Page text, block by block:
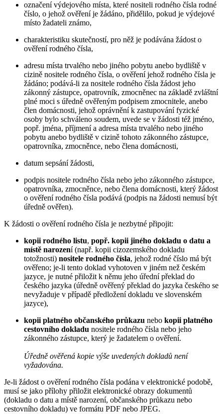
označení výdejového místa, které nositeli rodného čísla rodné
číslo, o jehož ověření je žádáno, přidělilo, pokud je výdejové
místo žadateli známo,
charakteristiku skutečností, pro něž je podávána žádost o
ověření rodného čísla,
adresu místa trvalého nebo jiného pobytu anebo bydliště v
cizině nositele rodného čísla, o ověření jehož rodného čísla je
žádáno; podává-li za nositele rodného čísla žádost jeho
zákonný zástupce, opatrovník, zmocněnec na základě zvláštní
plné moci s úředně ověřeným podpisem zmocnitele, anebo
člen domácnosti, jehož oprávnění k zastupování fyzické
osoby bylo schváleno soudem, uvede se v žádosti též jméno,
popř. jména, příjmení a adresa místa trvalého nebo jiného
pobytu anebo bydliště v cizině tohoto zákonného zástupce,
opatrovníka, zmocněnce, nebo člena domácnosti,
datum sepsání žádosti,
podpis nositele rodného čísla nebo jeho zákonného zástupce,
opatrovníka, zmocněnce, nebo člena domácnosti, který žádost
o ověření rodného čísla podává (podpis na žádosti nemusí být
úředně ověřen).
K žádosti o ověření rodného čísla je nezbytné připojit:
kopii rodného listu, popř. kopii jiného dokladu o datu a
místě narození (např. kopii cizozemského dokladu
totožnosti) nositele rodného čísla, jehož rodné číslo má být
ověřeno; je-li tento doklad vyhotoven v jiném než českém
jazyce, je nutné přiložit k němu jeho úřední překlad do
českého jazyka (úředně ověřený překlad do jazyka českého se
nevyžaduje v případě předložení dokladu ve slovenském
jazyce),
kopii platného občanského průkazu nebo kopii platného
cestovního dokladu nositele rodného čísla nebo jeho
zákonného zástupce, který je žadatelem o ověření.
Úředně ověřená kopie výše uvedených dokladů není
vyžadována.
Je-li žádost o ověření rodného čísla podána v elektronické podobě,
musí se jako přílohy přiložit elektronické obrazy dokumentů
(dokladu o datu a místě narození, občanského průkazu nebo
cestovního dokladu) ve formátu PDF nebo JPEG.